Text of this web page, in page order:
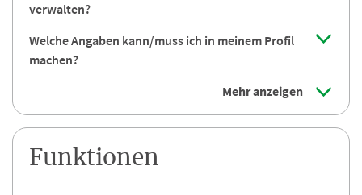
verwalten?
Welche Angaben kann/muss ich in meinem Profil
machen?
Mehr anzeigen
Funktionen